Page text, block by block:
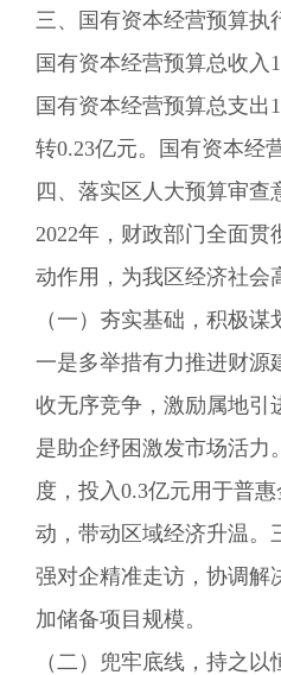
三、国有资本经营预算执
国有资本经营预算总收入
国有资本经营预算总支出
转0.23亿元。国有资本经
四 、落实区人大预算审查
2022年，财政部门全面贯
动作用，为我区经济社会
（一） 夯实基础 ，积极谋
一是多举措有力推进财源
收无序竞争， 激励属地引
是助企纾困激发市场活力。
度，投入0.3亿元用于普
动，带动区域经济升温。
强对企精准走访，协调解
加储备项目规模。
（二） 兜牢底线 ， 持之以